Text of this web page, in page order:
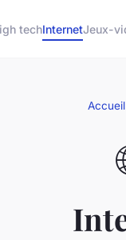
techInternetJeux-
Accueil